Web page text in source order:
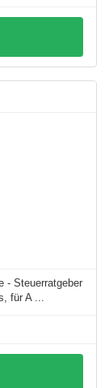
- Steuerratgeber
für A ...